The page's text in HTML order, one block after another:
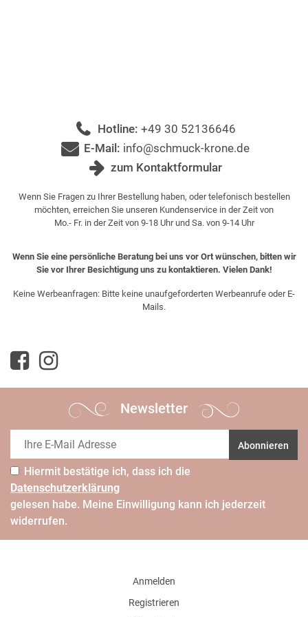
Hotline: +49 30 52136646
E-Mail: info@schmuck-krone.de
zum Kontaktformular
Wenn Sie Fragen zu Ihrer Bestellung haben, oder telefonisch bestellen
möchten, erreichen Sie unseren Kundenservice in der Zeit von
Mo.- Fr. in der Zeit von 9-18 Uhr und Sa. von 9-14 Uhr
Wenn Sie eine persönliche Beratung bei uns vor Ort wünschen, bitten wir
Sie vor Ihrer Besichtigung uns zu kontaktieren. Vielen Dank!
Keine Werbeanfragen: Bitte keine unaufgeforderten Werbeanrufe oder E-
Mails.
Newsletter
Abonnieren
Hiermit bestätige ich, dass ich die
Daten­schutz­erklärung
gelesen habe. Meine Einwilligung kann ich jederzeit
widerrufen.
Anmelden
Registrieren